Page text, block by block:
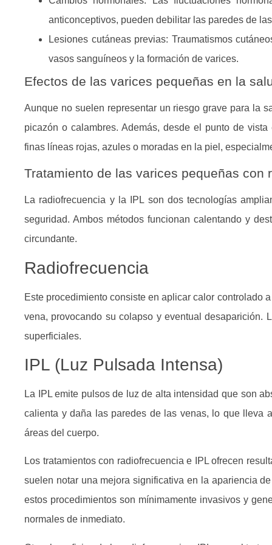
anticonceptivos, pueden debilitar las paredes de
Lesiones cutáneas previas: Traumatismos
vasos sanguíneos y la formación de varices.
Efectos de las varices pequeñas en la
Aunque no suelen representar un riesgo grave para la
picazón o calambres. Además, desde el punto de
finas líneas rojas, azules o moradas en la piel,
Tratamiento de las varices pequeñas con
La radiofrecuencia y la IPL son dos tecnologías
seguridad. Ambos métodos funcionan calentando y
circundante.
Radiofrecuencia
Este procedimiento consiste en aplicar calor controlado
vena, provocando su colapso y eventual desaparición.
superficiales.
IPL (Luz Pulsada Intensa)
La IPL emite pulsos de luz de alta intensidad que son
calienta y daña las paredes de las venas, lo que lleva
áreas del cuerpo.
Los tratamientos con radiofrecuencia e IPL ofrecen
suelen notar una mejora significativa en la apariencia
estos procedimientos son mínimamente invasivos y
normales de inmediato.